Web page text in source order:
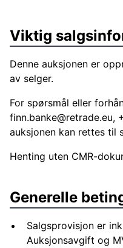
Viktig
Denne auksjonen er
av selger.
For spørsmål eller
finn.banke@retrade.eu,
auksjonen kan rettes til
Henting uten CMR-
Generelle
Salgsprovisjon er
Auksjonsavgift og